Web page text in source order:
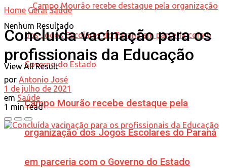
Campo Mourão recebe destaque pela
organização dos Jogos Escolares do Paraná
em parceria com o Governo do Estado
Nenhum Resultado
View All Result
Home Geral Saúde
Concluída vacinação para os
profissionais da Educação
por Antonio José
1 de julho de 2021
em Saúde
1 min read